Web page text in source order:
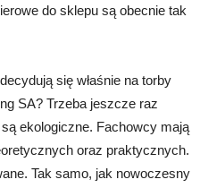
do sklepu są obecnie tak
się właśnie na torby
SA? Trzeba jeszcze raz
ekologiczne. Fachowcy mają
oraz praktycznych.
Tak samo, jak nowoczesny